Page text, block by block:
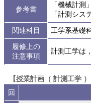
参考書
「機械計測
「計測シ
関連科目
工学系基礎
履修上の
注意事項
計測工学は
【授業計画（ 計測工学 ）
回